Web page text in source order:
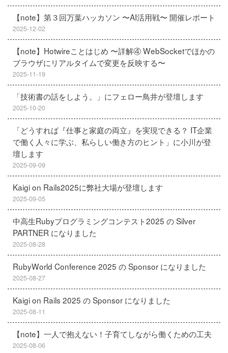
【note】第３回万葉ハッカソン 〜AI活用戦〜 開催レポート
2025-12-02
【note】Hotwireことはじめ 〜詳解④ WebSocketでほかの
ブラウザにリアルタイムで変更を反映する〜
2025-11-19
「技術書の話をしよう。」にフェロー鳥井が登壇します
2025-10-20
「どうすれば『仕事と家庭の両立』を実現できる？ IT企業
で働く人々に学ぶ、私らしい働き方のヒント」に小川が登
壇します
2025-09-09
Kaigi on Rails2025に弊社大場が登壇します
2025-09-05
中高生Rubyプログラミングコンテスト2025 の Silver
PARTNER になりました
2025-08-28
RubyWorld Conference 2025 の Sponsor になりました
2025-08-27
Kaigi on Rails 2025 の Sponsor になりました
2025-08-11
【note】一人で抱えない！子育てしながら働くための工夫
2025-08-06